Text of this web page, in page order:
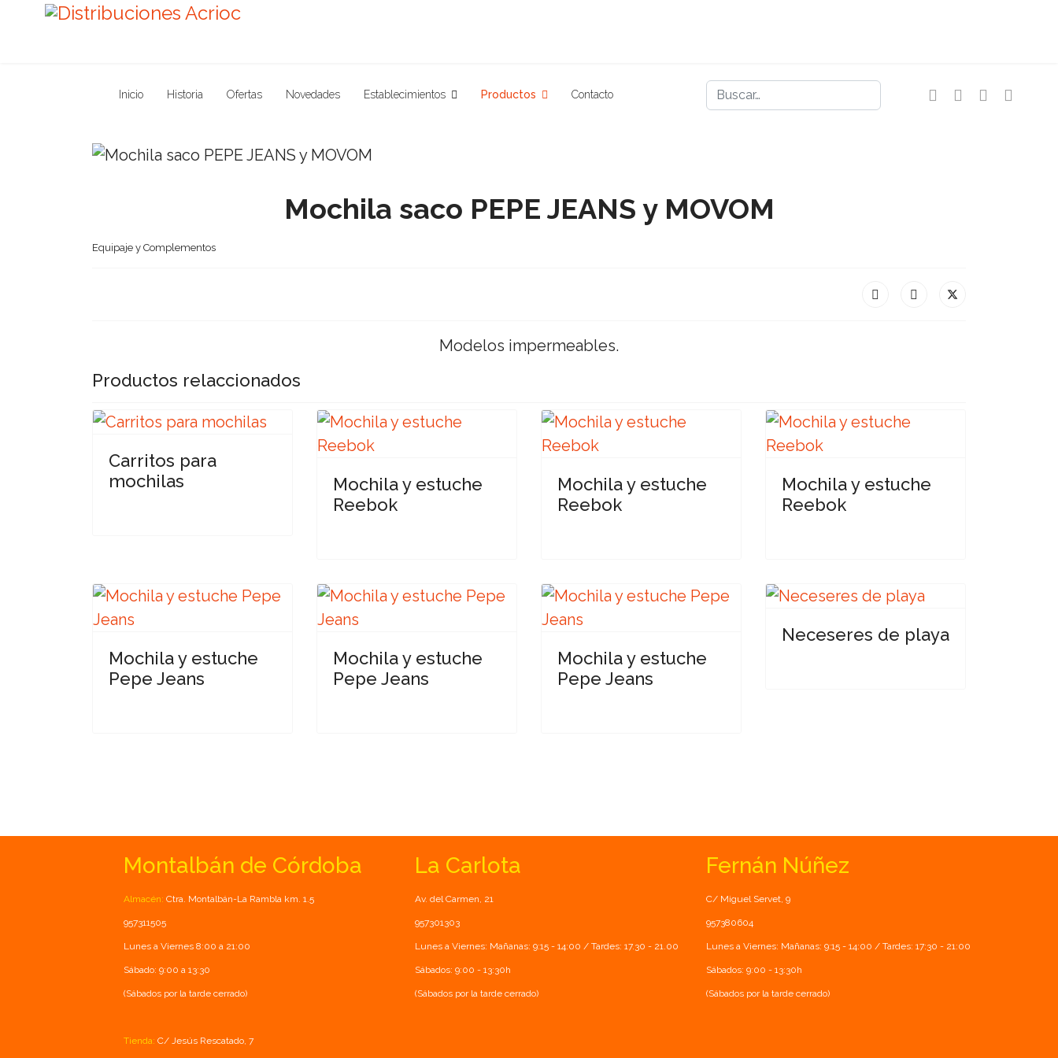
Inicio Historia Ofertas Novedades Establecimientos Productos Contacto Buscar
Mochila saco PEPE JEANS y MOVOM
Equipaje y Complementos
Modelos impermeables.
Productos relaccionados
Carritos para
mochilas
Mochila y estuche
Reebok
Mochila y estuche
Reebok
Mochila y estuche
Reebok
Mochila y estuche
Pepe Jeans
Mochila y estuche
Pepe Jeans
Mochila y estuche
Pepe Jeans
Neceseres de playa
Montalbán de Córdoba
Almacén: Ctra. Montalbán-La Rambla km. 1.5
957311505
Lunes a Viernes 8:00 a 21:00
Sábado: 9:00 a 13:30
(Sábados por la tarde cerrado)
Tienda: C/ Jesús Rescatado, 7
La Carlota
Av. del Carmen, 21
957301303
Lunes a Viernes: Mañanas: 9:15 - 14:00 / Tardes: 17.30 - 21.00
Sábados: 9:00 - 13:30h
(Sábados por la tarde cerrado)
Fernán Núñez
C/ Miguel Servet, 9
957380604
Lunes a Viernes: Mañanas: 9:15 - 14:00 / Tardes: 17:30 - 21:00
Sábados: 9:00 - 13:30h
(Sábados por la tarde cerrado)